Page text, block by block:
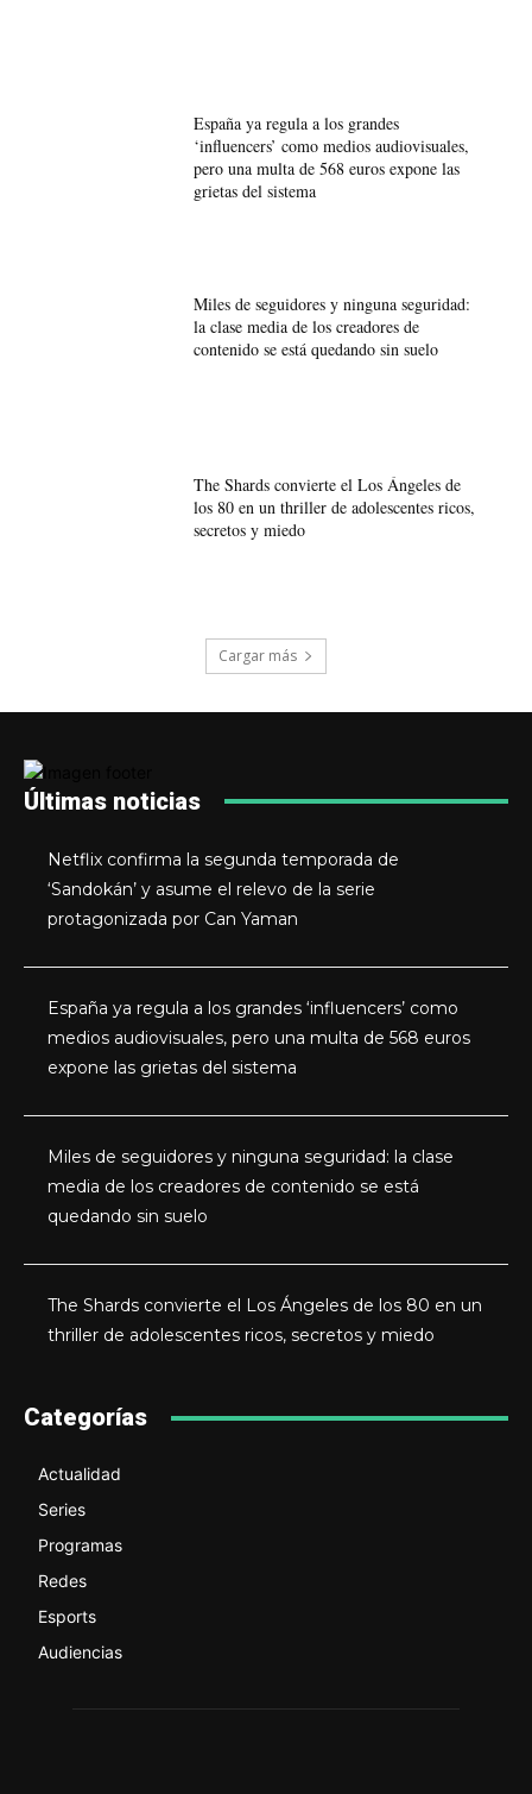
España ya regula a los grandes
‘influencers’ como medios audiovisuales,
pero una multa de 568 euros expone las
grietas del sistema
Miles de seguidores y ninguna seguridad:
la clase media de los creadores de
contenido se está quedando sin suelo
The Shards convierte el Los Ángeles de
los 80 en un thriller de adolescentes ricos,
secretos y miedo
Cargar más
Últimas noticias
Netflix confirma la segunda temporada de
‘Sandokán’ y asume el relevo de la serie
protagonizada por Can Yaman
España ya regula a los grandes ‘influencers’ como
medios audiovisuales, pero una multa de 568 euros
expone las grietas del sistema
Miles de seguidores y ninguna seguridad: la clase
media de los creadores de contenido se está
quedando sin suelo
The Shards convierte el Los Ángeles de los 80 en un
thriller de adolescentes ricos, secretos y miedo
Categorías
Actualidad
Series
Programas
Redes
Esports
Audiencias